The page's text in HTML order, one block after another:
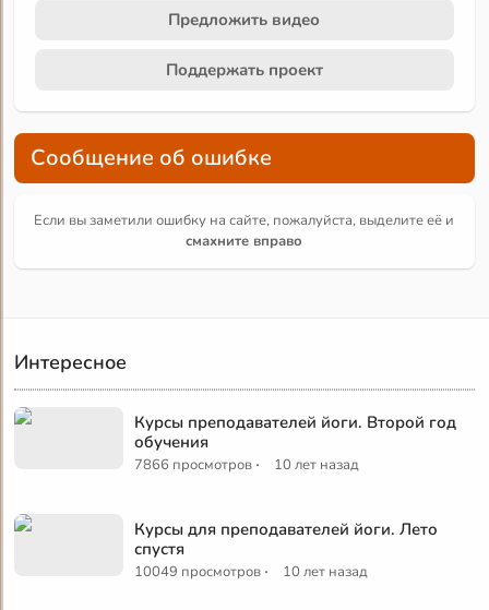
Предложить видео
Поддержать проект
Сообщение об ошибке
Если вы заметили ошибку на сайте, пожалуйста, выделите её и
смахните вправо
Интересное
Курсы преподавателей йоги. Второй год
обучения
7866 просмотров · 10 лет назад
Курсы для преподавателей йоги. Лето
спустя
10049 просмотров · 10 лет назад